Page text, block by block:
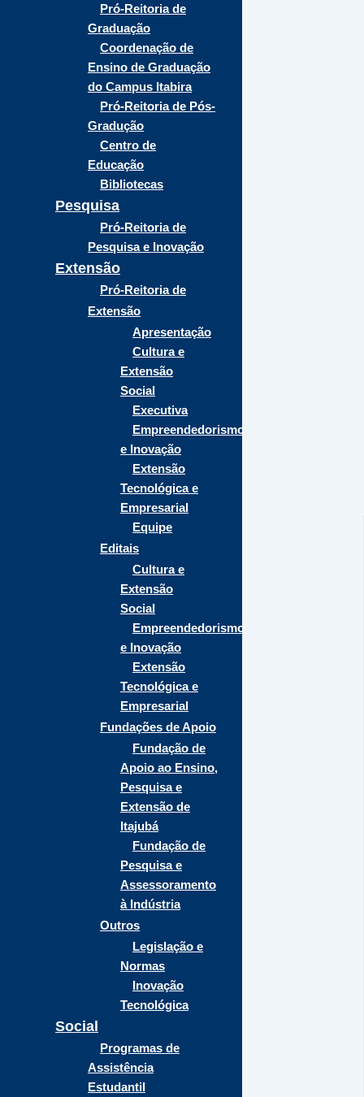
Pró-Reitoria de
Graduação
Coordenação de
Ensino de Graduação
do Campus Itabira
Pró-Reitoria de Pós-
Gradução
Centro de
Educação
Bibliotecas
Pesquisa
Pró-Reitoria de
Pesquisa e Inovação
Extensão
Pró-Reitoria de
Extensão
Apresentação
Cultura e
Extensão
Social
Executiva
Empreendedorismo
e Inovação
Extensão
Tecnológica e
Empresarial
Equipe
Editais
Cultura e
Extensão
Social
Empreendedorismo
e Inovação
Extensão
Tecnológica e
Empresarial
Fundações de Apoio
Fundação de
Apoio ao Ensino,
Pesquisa e
Extensão de
Itajubá
Fundação de
Pesquisa e
Assessoramento
à Indústria
Outros
Legislação e
Normas
Inovação
Tecnológica
Social
Programas de
Assistência
Estudantil